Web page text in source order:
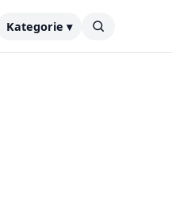
Kategorie ▾